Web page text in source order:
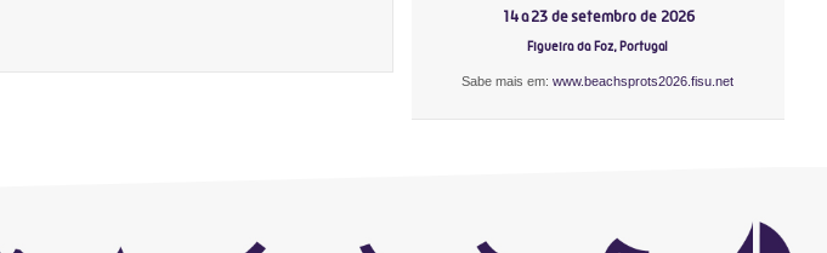
14 a 23 de setembro de 2026
Figueira da Foz, Portugal
Sabe mais em:www.beachsprots2026.fisu.net